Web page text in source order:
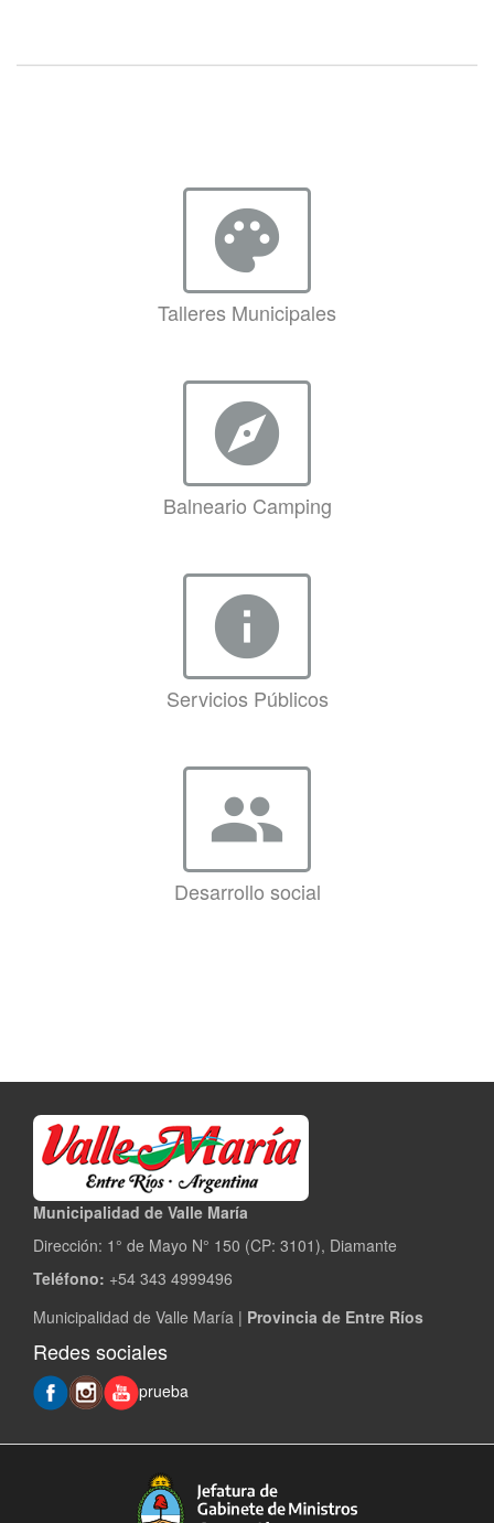
palette
Talleres Municipales
explore
Balneario Camping
info
Servicios Públicos
group
Desarrollo social
Municipalidad de Valle María
Dirección: 1° de Mayo N° 150 (CP: 3101), Diamante
Teléfono: +54 343 4999496
Municipalidad de Valle María | Provincia de Entre Ríos
Redes sociales
prueba